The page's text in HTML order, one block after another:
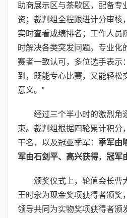
助商展示区与茶歇区，配备专
资；裁判组全程跟进计分审核
实时查看成绩排名；工作人员
时解决各类突发问题。专业化
赛者一致认可，多位选手表示
到，既能专心比赛，又能轻松
意义。”
经过三个半小时的激烈角
束。裁判组根据四轮累计积分
干名，以及冠亚季军： 季军由
军由石剑平、高兴获得， 冠军
颁奖仪式上，轮值会长曹
王时永为现金奖项获得者颁奖
领导共同为实物奖项获得者颁